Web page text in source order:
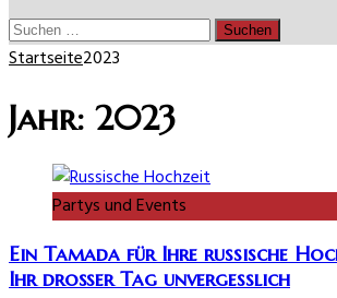
Suchen
nach:
Startseite2023
Jahr: 2023
Partys und Events
Ein Tamada für Ihre russische
Ihr droßer Tag unvergesslich